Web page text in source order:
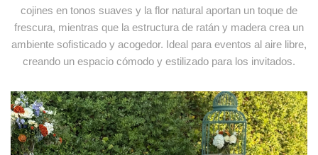
Puff Cuadrado Esparto Alto
cojines en tonos suaves y la flor natural aportan un toque de
frescura, mientras que la estructura de ratán y madera crea un
ambiente sofisticado y acogedor. Ideal para eventos al aire libre,
creando un espacio cómodo y estilizado para los invitados.